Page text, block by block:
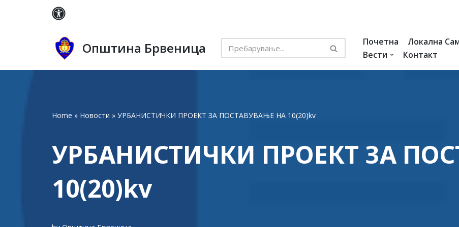
Општина Брвеница Почетна Локална
Вести
Контакт
Home » Новости » УРБАНИСТИЧКИ ПРОЕКТ ЗА ПОСТАВУВАЊЕ НА 10(20)kv
УРБАНИСТИЧКИ ПРОЕКТ ЗА
10(20)kv